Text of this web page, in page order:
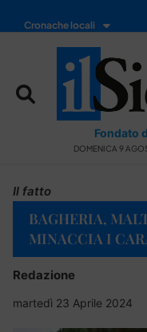
Cronache locali
Fondato
DOMENICA 9
Il fatto
BAGHERIA,
MINACCIA I
Redazione
martedì 23 Aprile 2024